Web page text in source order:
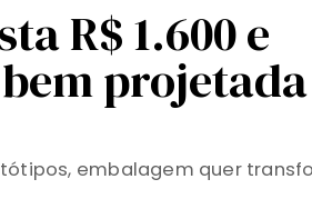
R$ 1.600 e
embalagem quer